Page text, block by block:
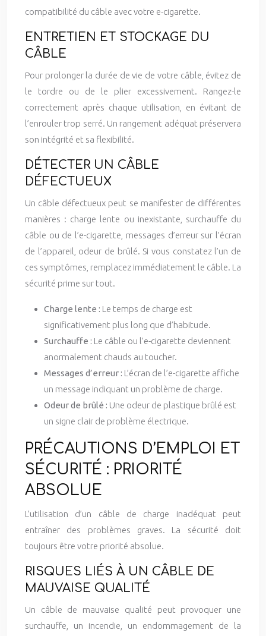
compatibilité du câble avec votre e-cigarette.
ENTRETIEN ET STOCKAGE DU
CÂBLE
Pour prolonger la durée de vie de votre câble, évitez de
le tordre ou de le plier excessivement. Rangez-le
correctement après chaque utilisation, en évitant de
l’enrouler trop serré. Un rangement adéquat préservera
son intégrité et sa flexibilité.
DÉTECTER UN CÂBLE
DÉFECTUEUX
Un câble défectueux peut se manifester de différentes
manières : charge lente ou inexistante, surchauffe du
câble ou de l’e-cigarette, messages d’erreur sur l’écran
de l’appareil, odeur de brûlé. Si vous constatez l’un de
ces symptômes, remplacez immédiatement le câble. La
sécurité prime sur tout.
Charge lente : Le temps de charge est
significativement plus long que d’habitude.
Surchauffe : Le câble ou l’e-cigarette deviennent
anormalement chauds au toucher.
Messages d’erreur : L’écran de l’e-cigarette affiche
un message indiquant un problème de charge.
Odeur de brûlé : Une odeur de plastique brûlé est
un signe clair de problème électrique.
PRÉCAUTIONS D’EMPLOI ET
SÉCURITÉ : PRIORITÉ
ABSOLUE
L’utilisation d’un câble de charge inadéquat peut
entraîner des problèmes graves. La sécurité doit
toujours être votre priorité absolue.
RISQUES LIÉS À UN CÂBLE DE
MAUVAISE QUALITÉ
Un câble de mauvaise qualité peut provoquer une
surchauffe, un incendie, un endommagement de la